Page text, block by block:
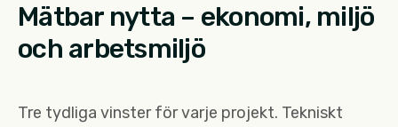
Mätbar nytta – ekonomi, miljö
och arbetsmiljö
Tre tydliga vinster för varje projekt. Tekniskt